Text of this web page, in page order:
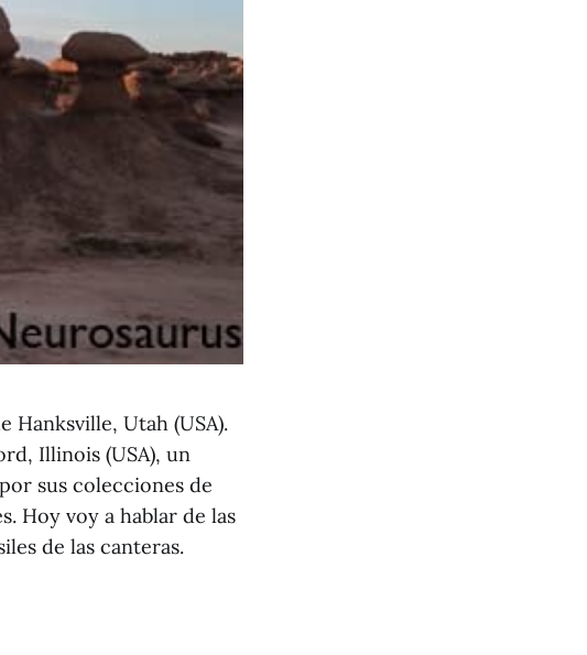
Hanksville, Utah (USA).
Illinois (USA), un
sus colecciones de
Hoy voy a hablar de las
de las canteras.